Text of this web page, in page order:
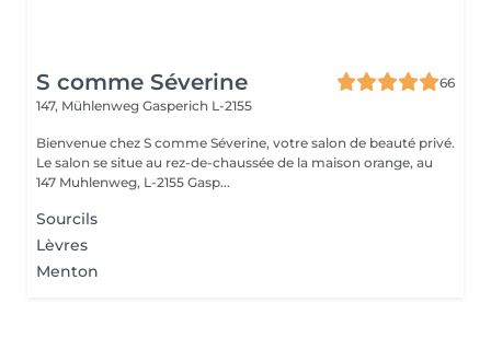
S comme Séverine
66
147, Mühlenweg Gasperich L-2155
Bienvenue chez S comme Séverine, votre salon de beauté privé.
Le salon se situe au rez-de-chaussée de la maison orange, au
147 Muhlenweg, L-2155 Gasp...
Sourcils
Lèvres
Menton